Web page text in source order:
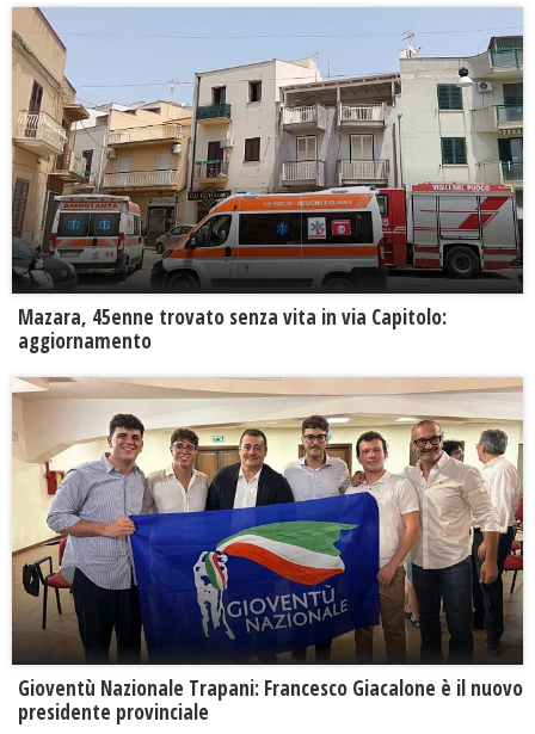
Mazara, 45enne trovato senza vita in via Capitolo:
aggiornamento
Gioventù Nazionale Trapani: Francesco Giacalone è il nuovo
presidente provinciale